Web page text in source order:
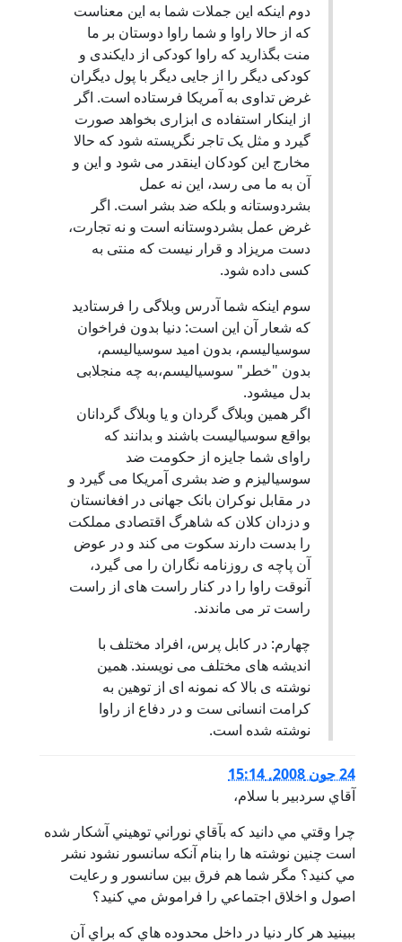
دوم اينکه اين جملات شما به اين معناست
که از حالا راوا و شما راوا دوستان بر ما
منت بگذاريد که راوا کودکی از دايکندی و
کودکی ديگر را از جايی ديگر با پول ديگران
غرض تداوی به آمريکا فرستاده است. اگر
از اينکار استفاده ی ابزاری بخواهد صورت
گيرد و مثل يک تاجر نگريسته شود که حالا
مخارج اين کودکان اينقدر می شود و اين و
آن به ما می رسد، اين نه عمل
بشردوستانه و بلکه ضد بشر است. اگر
غرض عمل بشردوستانه است و نه تجارت،
دست مريزاد و قرار نيست که منتی به
کسی داده شود.
سوم اينکه شما آدرس وبلاگی را فرستاديد
که شعار آن اين است: دنيا بدون فراخوان
سوسياليسم، بدون اميد سوسياليسم،
بدون "خطر" سوسياليسم،به چه منجلابى
بدل ميشود.
اگر همين وبلاگ گردان و يا وبلاگ گردانان
بواقع سوسياليست باشند و بدانند که
راوای شما جايزه از حکومت ضد
سوسياليزم و ضد بشری آمريکا می گيرد و
در مقابل نوکران بانک جهانی در افغانستان
و دزدان کلان که شاهرگ اقتصادی مملکت
را بدست دارند سکوت می کند و در عوض
آن پاچه ی روزنامه نگاران را می گيرد،
آنوقت راوا را در کنار راست های از راست
راست تر می ماندند.
چهارم: در کابل پرس، افراد مختلف با
انديشه های مختلف می نويسند. همين
نوشته ی بالا که نمونه ای از توهين به
کرامت انسانی ست و در دفاع از راوا
نوشته شده است.
24 جون 2008, 15:14
آقاي سردبير با سلام،
چرا وقتي مي دانيد كه بآقاي نوراني توهيني آشكار شده
است چنين نوشته ها را بنام آنكه سانسور نشود نشر
مي كنيد؟ مگر شما هم فرق بين سانسور و رعايت
اصول و اخلاق اجتماعي را فراموش مي كنيد؟
ببينيد هر كار دنيا در داخل محدوده هاي كه براي آن